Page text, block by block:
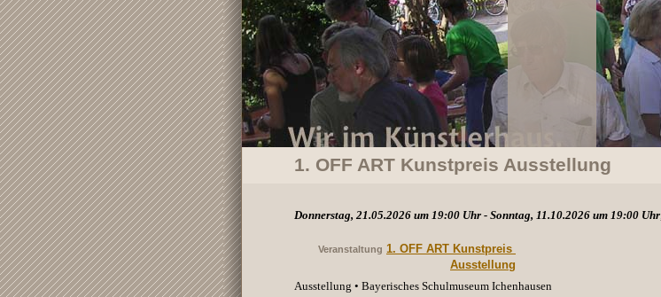
1. OFF ART Kunstpreis Ausstellung
Donnerstag, 21.05.2026 um 19:00 Uhr - Sonntag, 11.10.2026 um 19:00 Uhr
Veranstaltung 1. OFF ART Kunstpreis
Ausstellung
Ausstellung • Bayerisches Schulmuseum Ichenhausen